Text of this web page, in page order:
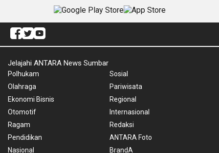
Jelajahi ANTARA News Sumbar
Polhukam
Olahraga
Ekonomi Bisnis
Otomotif
Ragam
Pendidikan
Nasional
Sosial
Pariwisata
Regional
Internasional
Redaksi
ANTARA Foto
BrandA